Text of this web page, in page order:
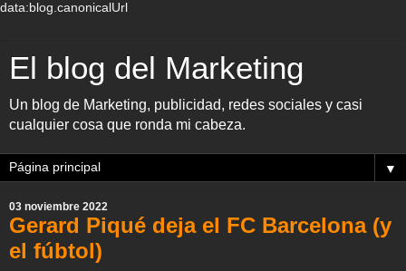
data:blog.canonicalUrl
El blog del Marketing
Un blog de Marketing, publicidad, redes sociales y casi
cualquier cosa que ronda mi cabeza.
▼
03 noviembre 2022
Gerard Piqué deja el FC Barcelona (y
el fúbtol)